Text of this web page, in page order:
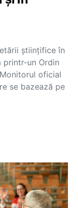
științifice în
un Ordin
oficial
se bazează pe